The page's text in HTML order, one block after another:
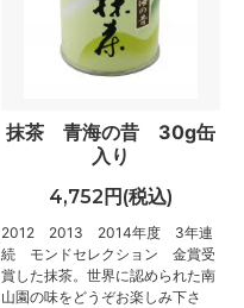
抹茶 青海の昔 30g缶
入り
4,752円(税込)
2012 2013 2014年度 3年連
続 モンドセレクション 金賞受
賞した抹茶。世界に認められた南
山園の味をどうぞお楽しみ下さ